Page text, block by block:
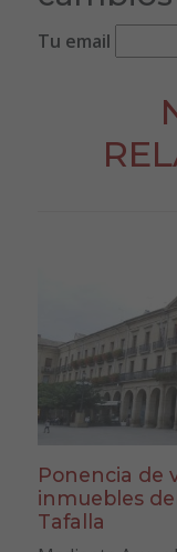
Tu email
Ponencia de
inmuebles
Tafalla